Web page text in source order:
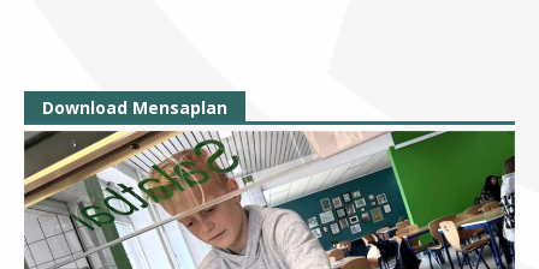
Download Mensaplan